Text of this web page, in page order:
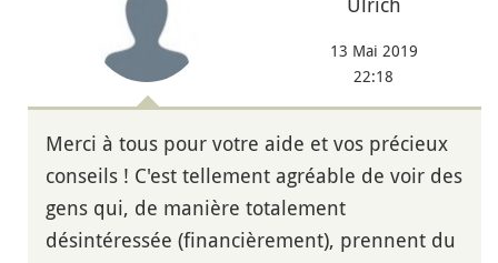
13 Mai 2019
22:18
Merci à tous pour votre aide et vos précieux
conseils ! C'est tellement agréable de voir des
gens qui, de manière totalement
désintéressée (financièrement), prennent du